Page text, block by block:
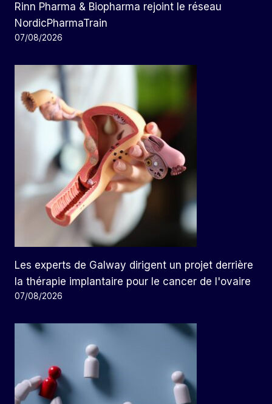
Rinn Pharma & Biopharma rejoint le réseau
NordicPharmaTrain
07/08/2026
Les experts de Galway dirigent un projet derrière
la thérapie implantaire pour le cancer de l'ovaire
07/08/2026